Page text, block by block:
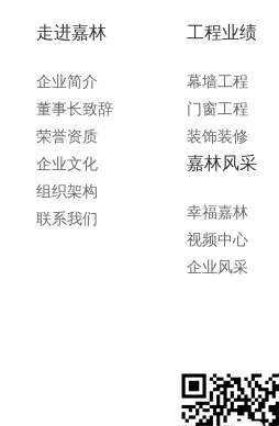
走进嘉林
企业简介
董事长致辞
荣誉资质
企业文化
组织架构
联系我们
工程业绩
幕墙工程
门窗工程
装饰装修
嘉林风采
幸福嘉林
视频中心
企业风采